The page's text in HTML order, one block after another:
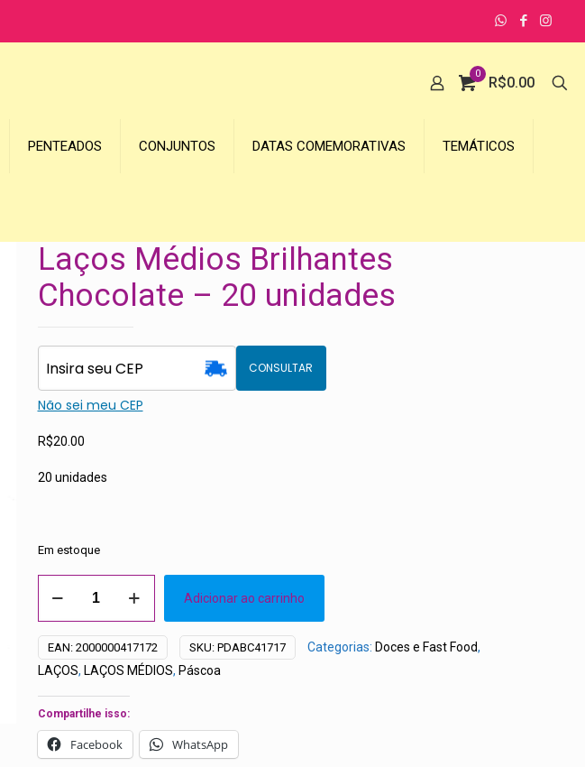
0
R$0.00
PENTEADOS CONJUNTOS DATAS COMEMORATIVAS TEMÁTICOS
Laços Médios Brilhantes
Chocolate – 20 unidades
CONSULTAR
Não sei meu CEP
R$20.00
20 unidades
Em estoque
Chocolate
-
20
unidades
quantidade
Adicionar ao carrinho
EAN: 2000000417172 SKU: PDABC41717 Categorias: Doces e Fast Food,
LAÇOS, LAÇOS MÉDIOS, Páscoa
Compartilhe isso:
Facebook WhatsApp